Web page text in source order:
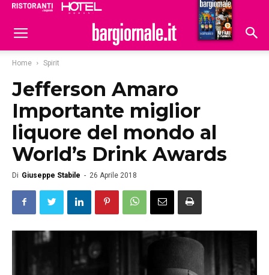
Hoteldomani
Home Spirit
Jefferson Amaro
Importante miglior
liquore del mondo al
World’s Drink Awards
Di Giuseppe Stabile - 26 Aprile 2018